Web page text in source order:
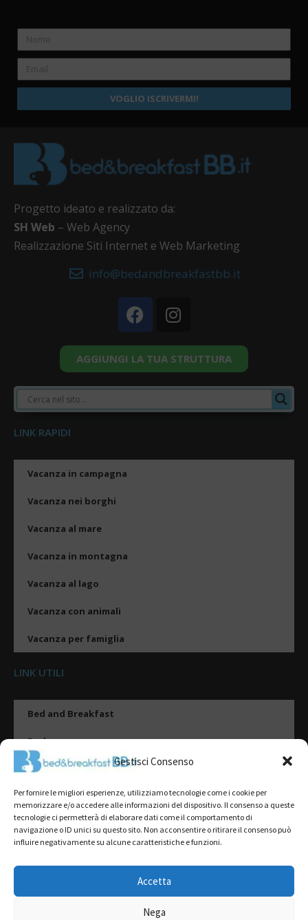
Gestisci Consenso
Per fornire le migliori esperienze, utilizziamo tecnologie come i cookie per
memorizzare e/o accedere alle informazioni del dispositivo. Il consenso a queste
tecnologie ci permetterà di elaborare dati come il comportamento di
navigazione o ID unici su questo sito. Non acconsentire o ritirare il consenso può
influire negativamente su alcune caratteristiche e funzioni.
Accetta
Nega
VOGLIO ISCRIVERMI!
Progetto ideato e realizzato da:
SH Web – Web Agency
Realizzazione Siti Internet e Web Marketing
info@bedandbreakfastbb.it
AGGIUNGI LA TUA STRUTTURA
LINK RAPIDI
Vacanza in campagna
Vacanza nei borghi
Vacanza al mare
Vacanza in montagna
Vacanza al lago
Vacanza con animali
Vacanza per famiglia
LINK UTILI
Bed and Breakfast
Esplora
Tipologie di alloggio
Destinazioni
Il mio account